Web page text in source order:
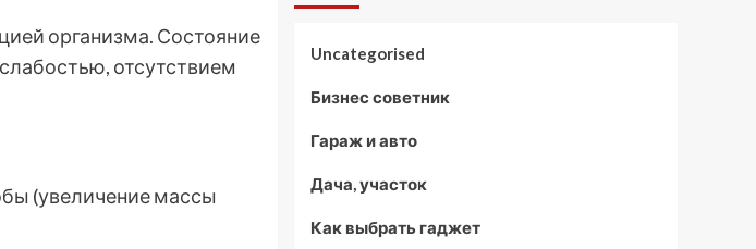
организма. Состояние
отсутствием
(увеличение массы
Uncategorised
Бизнес советник
Гараж и авто
Дача, участок
Как выбрать гаджет